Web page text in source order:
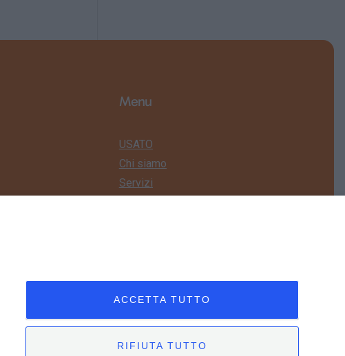
Menu
USATO
Chi siamo
Servizi
ACCETTA TUTTO
RIFIUTA TUTTO